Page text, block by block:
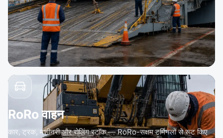
RoRo वाहन
कार, ट्रक, मशीनरी और रोलिंग स्टॉक — RoRo-सक्षम टर्मिनलों से रूट किए